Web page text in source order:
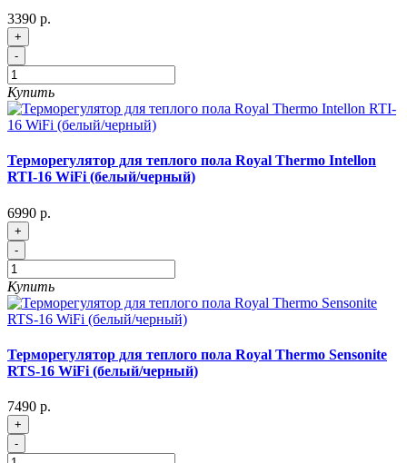
3390 р.
+
-
Купить
Терморегулятор для теплого пола Royal Thermo Intellon
RTI-16 WiFi (белый/черный)
6990 р.
+
-
Купить
Терморегулятор для теплого пола Royal Thermo Sensonite
RTS-16 WiFi (белый/черный)
7490 р.
+
-